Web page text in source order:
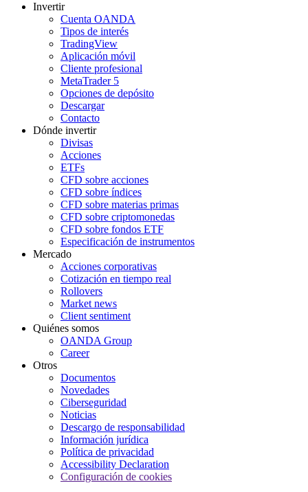
Invertir
Cuenta OANDA
Tipos de interés
TradingView
Aplicación móvil
Cliente profesional
MetaTrader 5
Opciones de depósito
Descargar
Contacto
Dónde invertir
Divisas
Acciones
ETFs
CFD sobre acciones
CFD sobre índices
CFD sobre materias primas
CFD sobre criptomonedas
CFD sobre fondos ETF
Especificación de instrumentos
Mercado
Acciones corporativas
Cotización en tiempo real
Rollovers
Market news
Client sentiment
Quiénes somos
OANDA Group
Career
Otros
Documentos
Novedades
Ciberseguridad
Noticias
Descargo de responsabilidad
Información jurídica
Política de privacidad
Accessibility Declaration
Configuración de cookies